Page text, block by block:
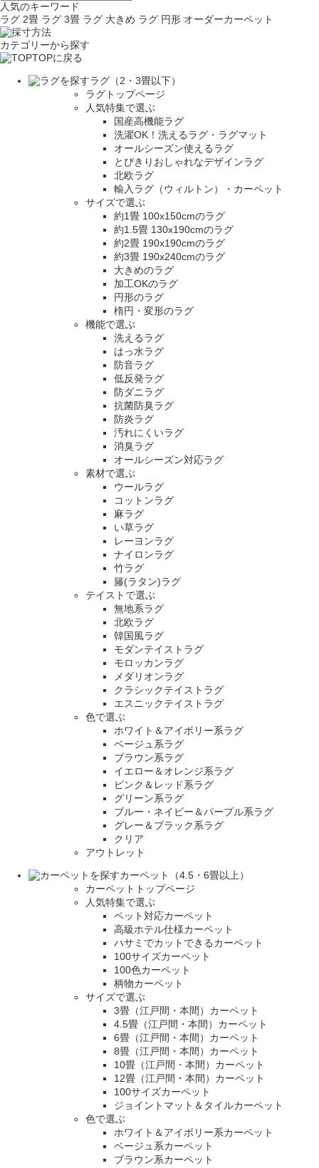
人気のキーワード
ラグ 2畳 ラグ 3畳 ラグ 大きめ ラグ 円形 オーダーカーペット
カテゴリーから探す
TOPに戻る
ラグ（2・3畳以下）
ラグトップページ
人気特集で選ぶ
国産高機能ラグ
洗濯OK！洗えるラグ・ラグマット
オールシーズン使えるラグ
とびきりおしゃれなデザインラグ
北欧ラグ
輸入ラグ（ウィルトン）・カーペット
サイズで選ぶ
約1畳 100x150cmのラグ
約1.5畳 130x190cmのラグ
約2畳 190x190cmのラグ
約3畳 190x240cmのラグ
大きめのラグ
加工OKのラグ
円形のラグ
楕円・変形のラグ
機能で選ぶ
洗えるラグ
はっ水ラグ
防音ラグ
低反発ラグ
防ダニラグ
抗菌防臭ラグ
防炎ラグ
汚れにくいラグ
消臭ラグ
オールシーズン対応ラグ
素材で選ぶ
ウールラグ
コットンラグ
麻ラグ
い草ラグ
レーヨンラグ
ナイロンラグ
竹ラグ
籐(ラタン)ラグ
テイストで選ぶ
無地系ラグ
北欧ラグ
韓国風ラグ
モダンテイストラグ
モロッカンラグ
メダリオンラグ
クラシックテイストラグ
エスニックテイストラグ
色で選ぶ
ホワイト＆アイボリー系ラグ
ベージュ系ラグ
ブラウン系ラグ
イエロー＆オレンジ系ラグ
ピンク＆レッド系ラグ
グリーン系ラグ
ブルー・ネイビー＆パープル系ラグ
グレー＆ブラック系ラグ
クリア
アウトレット
カーペット（4.5・6畳以上）
カーペットトップページ
人気特集で選ぶ
ペット対応カーペット
高級ホテル仕様カーペット
ハサミでカットできるカーペット
100サイズカーペット
100色カーペット
柄物カーペット
サイズで選ぶ
3畳（江戸間・本間）カーペット
4.5畳（江戸間・本間）カーペット
6畳（江戸間・本間）カーペット
8畳（江戸間・本間）カーペット
10畳（江戸間・本間）カーペット
12畳（江戸間・本間）カーペット
100サイズカーペット
ジョイントマット＆タイルカーペット
色で選ぶ
ホワイト＆アイボリー系カーペット
ベージュ系カーペット
ブラウン系カーペット